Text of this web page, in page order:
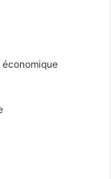
économique